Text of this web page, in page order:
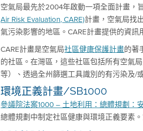
空氣局最先於2004年啟動一項全面計畫，
Air Risk Evaluation, CARE)計畫，空氣局找
氣污染影響的地區。CARE計畫提供的資
CARE計畫是空氣局社區健康保護計畫的著
的社區。在灣區，這些社區包括所有空氣
等）、透過全州篩選工具識別的有污染及/
環境正義計畫/SB1000
參議院法案1000 – 土地利用：總體規劃：
總體規劃中制定社區健康與環境正義要素